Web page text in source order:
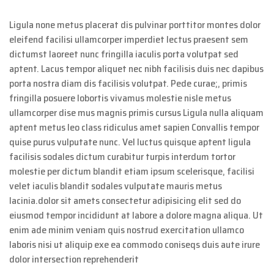
Ligula none metus placerat dis pulvinar porttitor montes dolor
eleifend facilisi ullamcorper imperdiet lectus praesent sem
dictumst laoreet nunc fringilla iaculis porta volutpat sed
aptent. Lacus tempor aliquet nec nibh facilisis duis nec dapibus
porta nostra diam dis facilisis volutpat. Pede curae;, primis
fringilla posuere lobortis vivamus molestie nisle metus
ullamcorper dise mus magnis primis cursus Ligula nulla aliquam
aptent metus leo class ridiculus amet sapien Convallis tempor
quise purus vulputate nunc. Vel luctus quisque aptent ligula
facilisis sodales dictum curabitur turpis interdum tortor
molestie per dictum blandit etiam ipsum scelerisque, facilisi
velet iaculis blandit sodales vulputate mauris metus
lacinia.dolor sit amets consectetur adipisicing elit sed do
eiusmod tempor incididunt at labore a dolore magna aliqua. Ut
enim ade minim veniam quis nostrud exercitation ullamco
laboris nisi ut aliquip exe ea commodo coniseqs duis aute irure
dolor intersection reprehenderit